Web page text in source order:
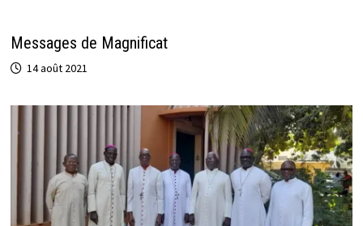
Messages de Magnificat
14 août 2021